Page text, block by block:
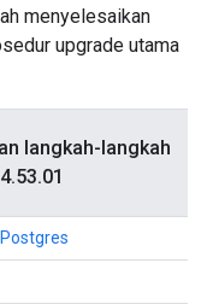
menyelesaikan
upgrade utama
langkah-langkah
Postgres